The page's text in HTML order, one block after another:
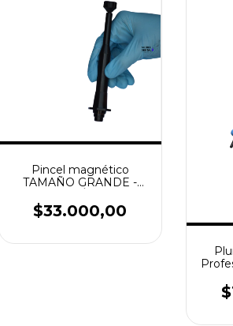
Pincel magnético
TAMAÑO GRANDE -
$33.000,00